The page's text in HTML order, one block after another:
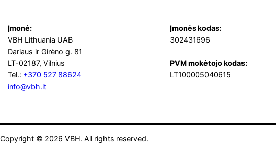
Įmonė:
VBH Lithuania UAB
Dariaus ir Girėno g. 81
LT-02187, Vilnius
Tel.: +370 527 88624
info@vbh.lt
Įmonės kodas:
302431696
PVM mokėtojo kodas:
LT100005040615
Copyright © 2026 VBH. All rights reserved.